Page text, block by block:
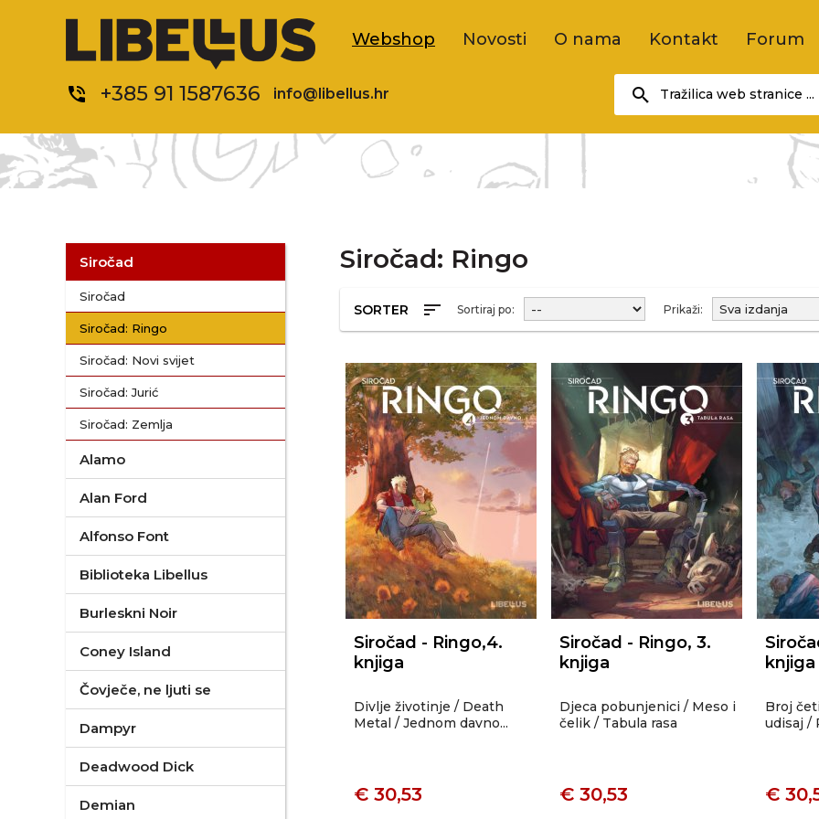
Webshop Novosti O nama Kontakt Forum
phone_in_talk +385 91 1587636 info@libellus.hr
Siročad
Siročad
Siročad: Ringo
Siročad: Novi svijet
Siročad: Jurić
Siročad: Zemlja
Alamo
Alan Ford
Alfonso Font
Biblioteka Libellus
Burleskni Noir
Coney Island
Čovječe, ne ljuti se
Dampyr
Deadwood Dick
Demian
Siročad: Ringo
SORTER sort Sortiraj po: Prikaži:
Siročad - Ringo,4.
knjiga
Divlje životinje / Death
Metal / Jednom davno...
€ 30,53
Siročad - Ringo, 3.
knjiga
Djeca pobunjenici / Meso i
čelik / Tabula rasa
€ 30,53
knjiga
Broj
udisaj /
€